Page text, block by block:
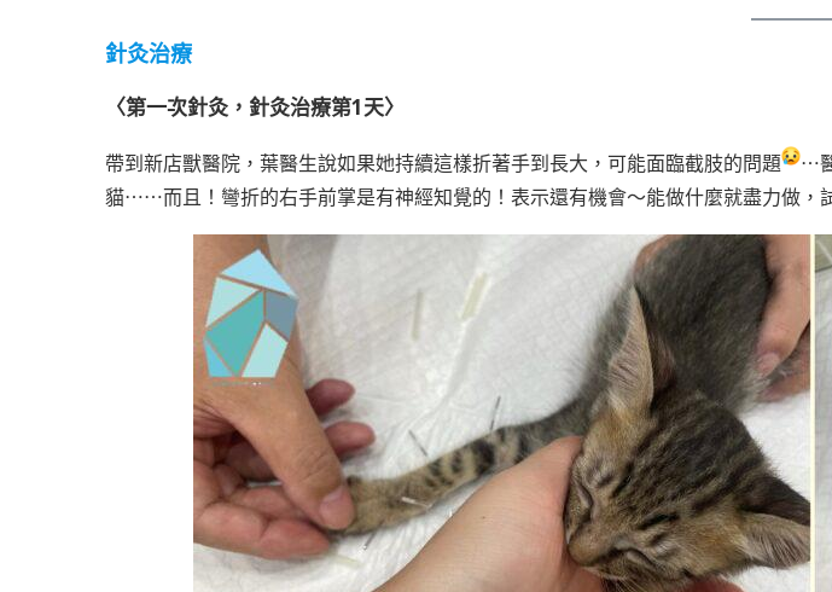
針灸治療
〈第一次針灸， 針灸治療第1天〉
帶到新店獸醫院，葉醫生說如果她持續這樣折著手到長大，可能面臨截肢的問題
⋯
貓⋯⋯而且！彎折的右手前掌是有神經知覺的！表示還有機會～能做什麼就盡力做，